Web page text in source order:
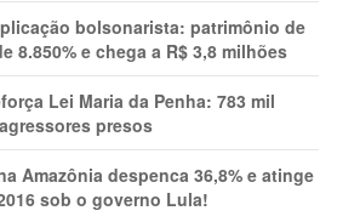
bolsonarista: patrimônio de
8.850% e chega a R$ 3,8 milhões
Lei Maria da Penha: 783 mil
presos
Amazônia despenca 36,8% e atinge
sob o governo Lula!